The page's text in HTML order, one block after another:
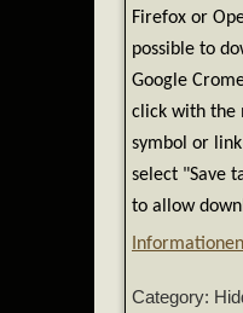
Firefox or
possible to
Google
click with the
symbol or
select "Save
to allow
Informationen
Category: